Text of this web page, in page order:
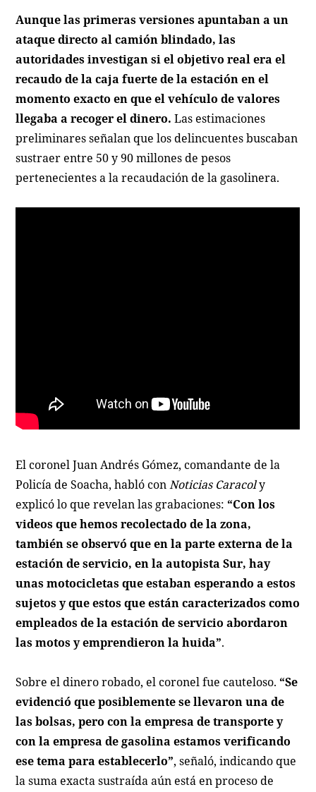
Aunque las primeras versiones apuntaban a un
ataque directo al camión blindado, las
autoridades investigan si el objetivo real era el
recaudo de la caja fuerte de la estación en el
momento exacto en que el vehículo de valores
llegaba a recoger el dinero. Las estimaciones
preliminares señalan que los delincuentes buscaban
sustraer entre 50 y 90 millones de pesos
pertenecientes a la recaudación de la gasolinera.
El coronel Juan Andrés Gómez, comandante de la
Policía de Soacha, habló conNoticias Caracoly
explicó lo que revelan las grabaciones: “Con los
videos que hemos recolectado de la zona,
también se observó que en la parte externa de la
estación de servicio, en la autopista Sur, hay
unas motocicletas que estaban esperando a estos
sujetos y que estos que están caracterizados como
empleados de la estación de servicio abordaron
las motos y emprendieron la huida”.
Sobre el dinero robado, el coronel fue cauteloso. “Se
evidenció que posiblemente se llevaron una de
las bolsas, pero con la empresa de transporte y
con la empresa de gasolina estamos verificando
ese tema para establecerlo”, señaló, indicando que
la suma exacta sustraída aún está en proceso de